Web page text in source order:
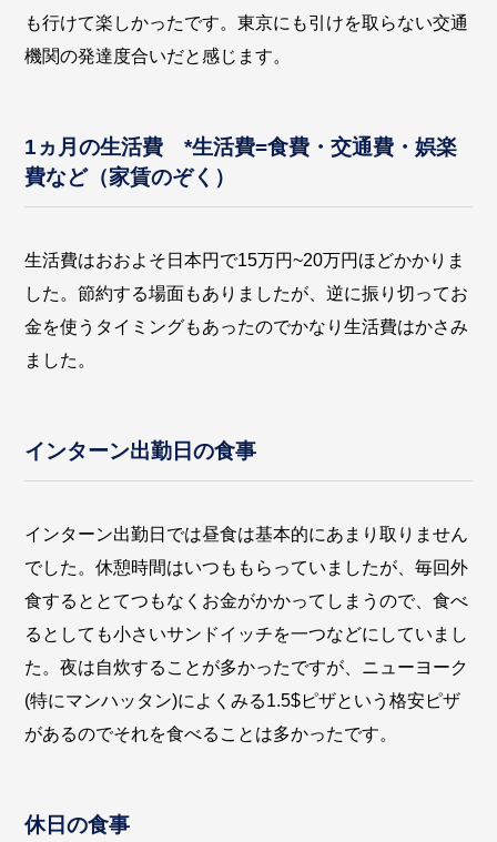
も行けて楽しかったです。東京にも引けを取らない交通
機関の発達度合いだと感じます。
1ヵ月の生活費 *生活費=食費・交通費・娯楽
費など（家賃のぞく）
生活費はおおよそ日本円で15万円~20万円ほどかかりま
した。節約する場面もありましたが、逆に振り切ってお
金を使うタイミングもあったのでかなり生活費はかさみ
ました。
インターン出勤日の食事
インターン出勤日では昼食は基本的にあまり取りません
でした。休憩時間はいつももらっていましたが、毎回外
食するととてつもなくお金がかかってしまうので、食べ
るとしても小さいサンドイッチを一つなどにしていまし
た。夜は自炊することが多かったですが、ニューヨーク
(特にマンハッタン)によくみる1.5$ピザという格安ピザ
があるのでそれを食べることは多かったです。
休日の食事